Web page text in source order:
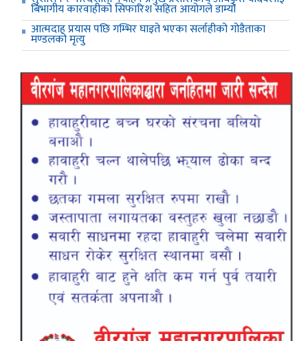
बिभागीय कारवाहीको सिफारिश सहित आयोगले डाम्यो
आत्मदाह प्रयास पछि गम्भिर घाइते भएका सर्लाहीको गोडैताका
मण्डलको मृत्यु